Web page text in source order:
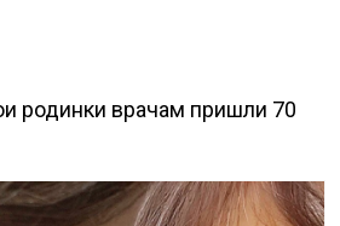
родинки врачам пришли 70